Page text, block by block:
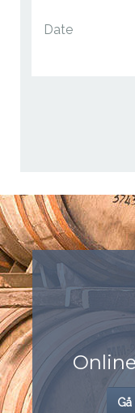
Add as Friend